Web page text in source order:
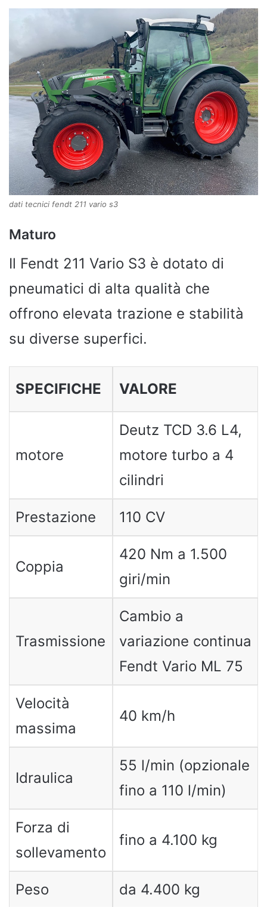
dati tecnici fendt 211 vario s3
Maturo
Il Fendt 211 Vario S3 è dotato di
pneumatici di alta qualità che
offrono elevata trazione e stabilità
su diverse superfici.
SPECIFICHE VALORE
motore
Deutz TCD 3.6 L4,
motore turbo a 4
cilindri
Prestazione 110 CV
Coppia
420 Nm a 1.500
giri/min
Trasmissione
Cambio a
variazione continua
Fendt Vario ML 75
Velocità
massima
40 km/h
Idraulica
55 l/min (opzionale
fino a 110 l/min)
Forza di
sollevamento
fino a 4.100 kg
Peso da 4.400 kg